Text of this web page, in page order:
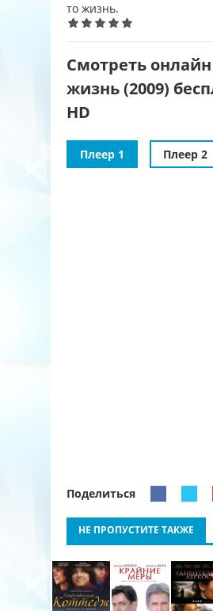
то жизнь.
Смотреть
жизнь (2009)
HD
Плеер 1 Плеер 2
Поделиться
НЕ ПРОПУСТИТЕ ТАКЖЕ